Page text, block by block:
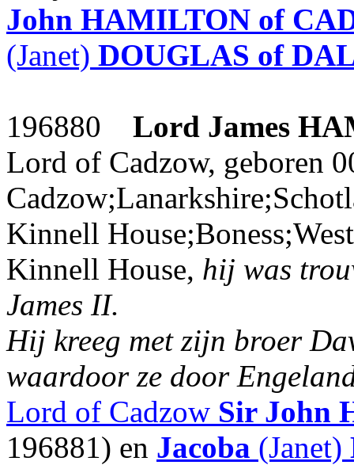
John HAMILTON of
(Janet) DOUGLAS of
196880 Lord James
Lord of Cadzow, geboren
Kinnell
Kinnell House, hij was
James II.
Hij kreeg met zijn broer
waardoor ze door
Lord of Cadzow Sir John
196881) en Jacoba (Janet)